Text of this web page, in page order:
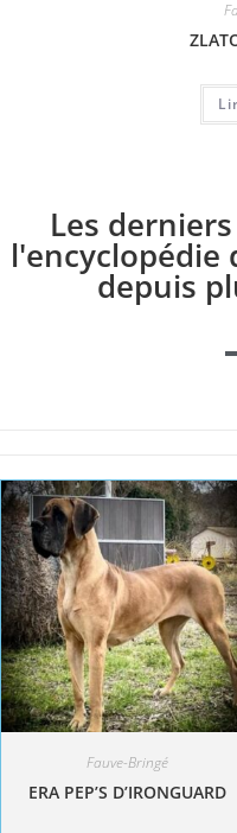
Les
l'encyclopédie
depuis
Fauve-Bringé
ERA PEP’S D’IRONGUARD